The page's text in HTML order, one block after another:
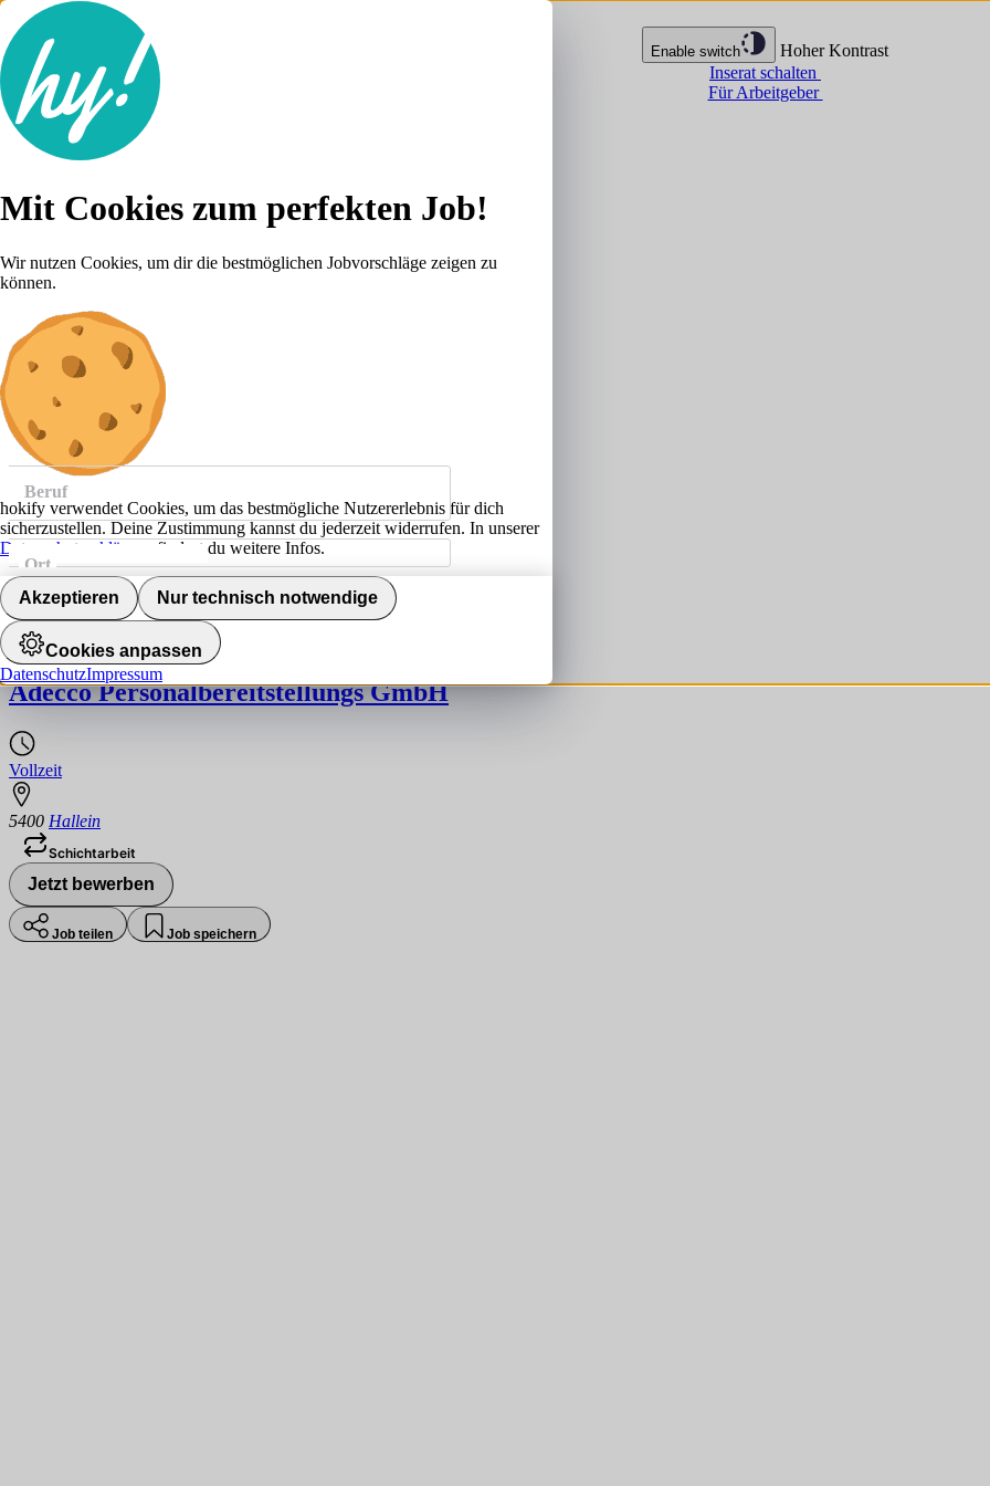
Enable switch
Hoher Kontrast
Inserat schalten
Für Arbeitgeber
Lebenslauf
Karriere-Tipps
Anmelden
Jobs anzeigen
Beruf
Ort
Jobs finden
Produktionsmitarbeiter:in (m/w/d)
Adecco Personalbereitstellungs GmbH
Vollzeit
5400 Hallein
Schichtarbeit
Jetzt bewerben
Job teilen Job speichern
Mit Cookies zum perfekten Job!
Wir nutzen Cookies, um dir die bestmöglichen Jobvorschläge zeigen zu
können.
hokify verwendet Cookies, um das bestmögliche Nutzererlebnis für dich
sicherzustellen. Deine Zustimmung kannst du jederzeit widerrufen. In unserer
Datenschutzerklärung
findest du weitere Infos.
Akzeptieren Nur technisch notwendige
Cookies anpassen
DatenschutzImpressum